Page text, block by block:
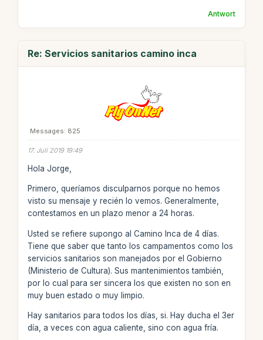
Antwort
Re: Servicios sanitarios camino inca
Messages: 825
17. Juli 2019 19:49
Hola Jorge,
Primero, queríamos disculparnos porque no hemos
visto su mensaje y recién lo vemos. Generalmente,
contestamos en un plazo menor a 24 horas.
Usted se refiere supongo al Camino Inca de 4 días.
Tiene que saber que tanto los campamentos como los
servicios sanitarios son manejados por el Gobierno
(Ministerio de Cultura). Sus mantenimientos también,
por lo cual para ser sincera los que existen no son en
muy buen estado o muy limpio.
Hay sanitarios para todos los días, si. Hay ducha el 3er
día, a veces con agua caliente, sino con agua fría.